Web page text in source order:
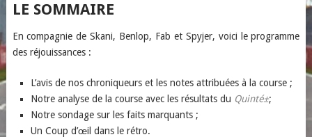
LE SOMMAIRE
En compagnie de Skani, Benlop, Fab et Spyjer, voici le programme
des réjouissances :
L’avis de nos chroniqueurs et les notes attribuées à la course ;
Notre analyse de la course avec les résultats du Quinté±;
Notre sondage sur les faits marquants ;
Un Coup d’œil dans le rétro.